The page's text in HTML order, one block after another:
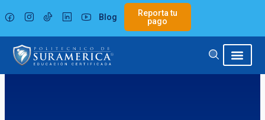
al
contenido
Blog
Reporta tu
pago